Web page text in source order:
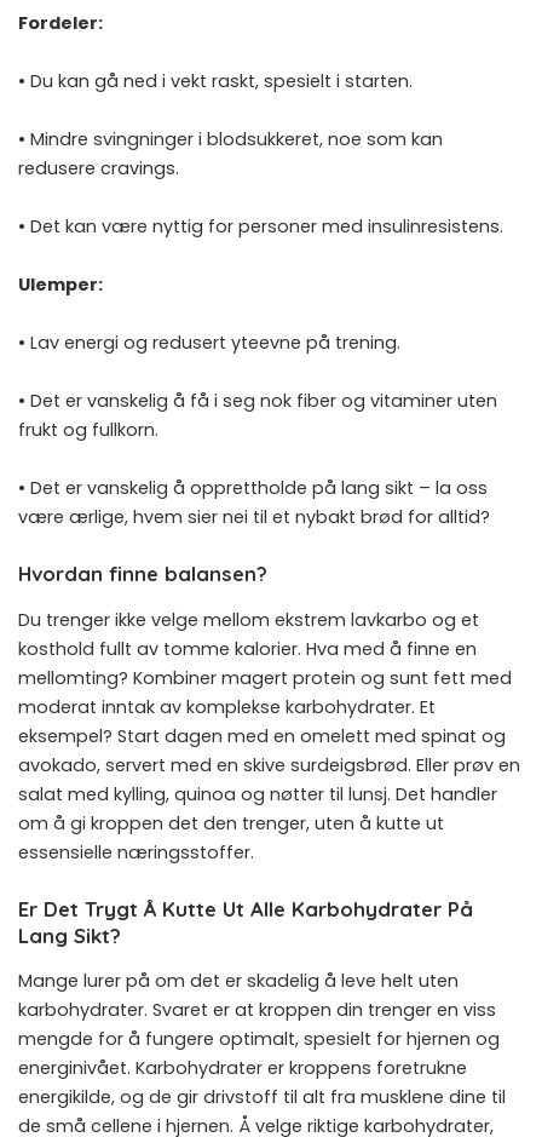
Fordeler:
• Du kan gå ned i vekt raskt, spesielt i starten.
• Mindre svingninger i blodsukkeret, noe som kan
redusere cravings.
• Det kan være nyttig for personer med insulinresistens.
Ulemper:
• Lav energi og redusert yteevne på trening.
• Det er vanskelig å få i seg nok fiber og vitaminer uten
frukt og fullkorn.
• Det er vanskelig å opprettholde på lang sikt – la oss
være ærlige, hvem sier nei til et nybakt brød for alltid?
Hvordan finne balansen?
Du trenger ikke velge mellom ekstrem lavkarbo og et
kosthold fullt av tomme kalorier. Hva med å finne en
mellomting? Kombiner magert protein og sunt fett med
moderat inntak av komplekse karbohydrater. Et
eksempel? Start dagen med en omelett med spinat og
avokado, servert med en skive surdeigsbrød. Eller prøv en
salat med kylling, quinoa og nøtter til lunsj. Det handler
om å gi kroppen det den trenger, uten å kutte ut
essensielle næringsstoffer.
Er Det Trygt Å Kutte Ut Alle Karbohydrater På
Lang Sikt?
Mange lurer på om det er skadelig å leve helt uten
karbohydrater. Svaret er at kroppen din trenger en viss
mengde for å fungere optimalt, spesielt for hjernen og
energinivået. Karbohydrater er kroppens foretrukne
energikilde, og de gir drivstoff til alt fra musklene dine til
de små cellene i hjernen. Å velge riktige karbohydrater,